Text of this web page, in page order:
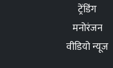
ट्रेंडिंग
मनोरंजन
वीडियो न्यूज